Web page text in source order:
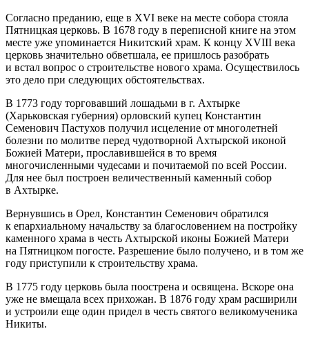
Согласно преданию, еще в XVI веке на месте собора стояла
Пятницкая церковь. В 1678 году в переписной книге на этом
месте уже упоминается Никитский храм. К концу XVIII века
церковь значительно обветшала, ее пришлось разобрать
и встал вопрос о строительстве нового храма. Осуществилось
это дело при следующих обстоятельствах.
В 1773 году торговавший лошадьми в г. Ахтырке
(Харьковская губерния) орловский купец Константин
Семенович Пастухов получил исцеление от многолетней
болезни по молитве перед чудотворной Ахтырской иконой
Божией Матери, прославившейся в то время
многочисленными чудесами и почитаемой по всей России.
Для нее был построен величественный каменный собор
в Ахтырке.
Вернувшись в Орел, Константин Семенович обратился
к епархиальному начальству за благословением на постройку
каменного храма в честь Ахтырской иконы Божией Матери
на Пятницком погосте. Разрешение было получено, и в том же
году приступили к строительству храма.
В 1775 году церковь была поострена и освящена. Вскоре она
уже не вмещала всех прихожан. В 1876 году храм расширили
и устроили еще один придел в честь святого великомученика
Никиты.